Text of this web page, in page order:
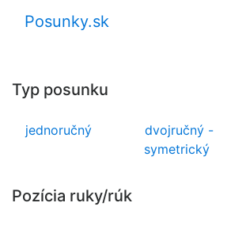
Posunky.sk
Typ posunku
jednoručný
dvojručný -
symetrický
Pozícia ruky/rúk